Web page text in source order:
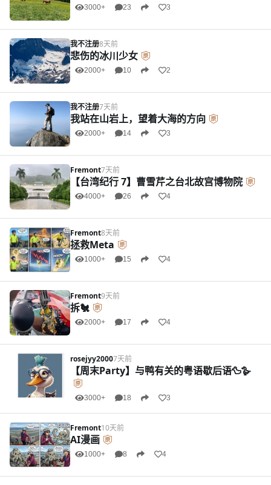
3000+ 23 3
我不注册8天前
悲伤的冰川少女
2000+ 10 2
我不注册7天前
我站在山岩上，望着大海的方向
2000+ 14 3
Fremont7天前
【台湾纪行 7】曹雪芹之台北故宫博物院
4000+ 26 4
Fremont8天前
拯救Meta
1000+ 15 4
Fremont9天前
拆🐔
2000+ 17 4
rosejyy20007天前
【周末Party】与鸭有关的粤语歇后语🦆🪿
3000+ 18 3
Fremont10天前
AI漫画
1000+ 8 4